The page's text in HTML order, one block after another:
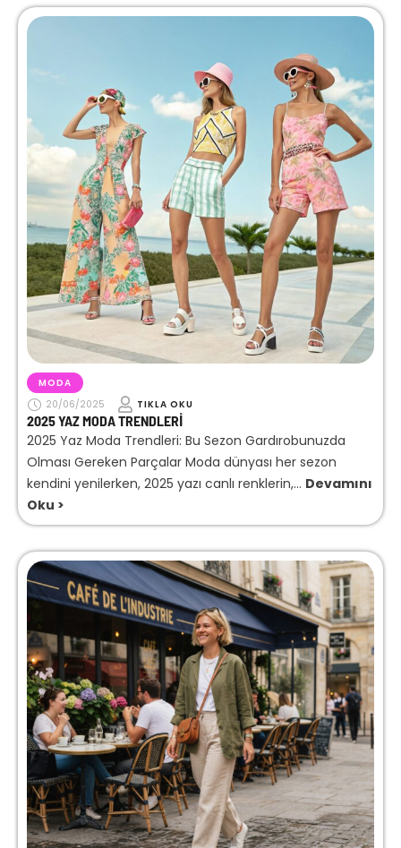
MODA
20/06/2025
TIKLA OKU
2025 YAZ MODA TRENDLERI
2025 Yaz Moda Trendleri: Bu Sezon Gardırobunuzda
Olması Gereken Parçalar Moda dünyası her sezon
kendini yenilerken, 2025 yazı canlı renklerin,... Devamını
Oku >